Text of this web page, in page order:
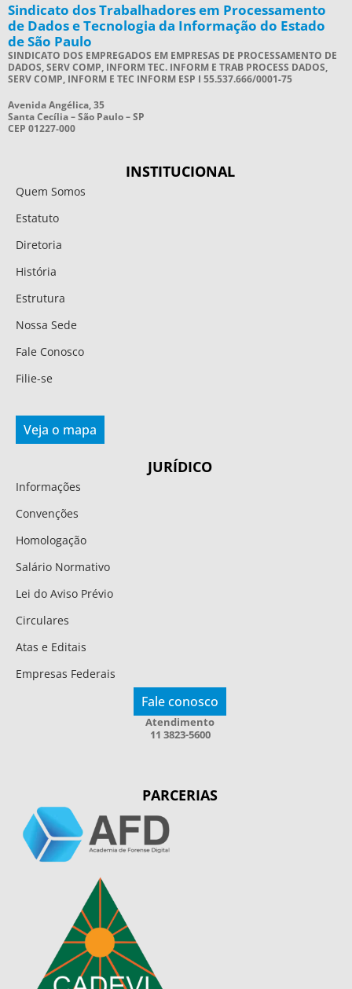
Sindicato dos Trabalhadores em Processamento
de Dados e Tecnologia da Informação do Estado
de São Paulo
SINDICATO DOS EMPREGADOS EM EMPRESAS DE PROCESSAMENTO DE
DADOS, SERV COMP, INFORM TEC. INFORM E TRAB PROCESS DADOS,
SERV COMP, INFORM E TEC INFORM ESP I 55.537.666/0001-75
Avenida Angélica, 35
Santa Cecília – São Paulo – SP
CEP 01227-000
INSTITUCIONAL
Quem Somos
Estatuto
Diretoria
História
Estrutura
Nossa Sede
Fale Conosco
Filie-se
Veja o mapa
JURÍDICO
Informações
Convenções
Homologação
Salário Normativo
Lei do Aviso Prévio
Circulares
Atas e Editais
Empresas Federais
Fale conosco
Atendimento
11 3823-5600
PARCERIAS